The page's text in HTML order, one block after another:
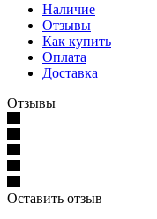
Наличие
Отзывы
Как купить
Оплата
Доставка
Отзывы
Оставить отзыв